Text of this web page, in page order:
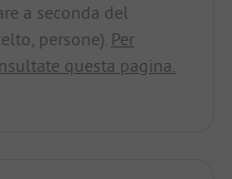
a seconda del
persone). Per
questa pagina.